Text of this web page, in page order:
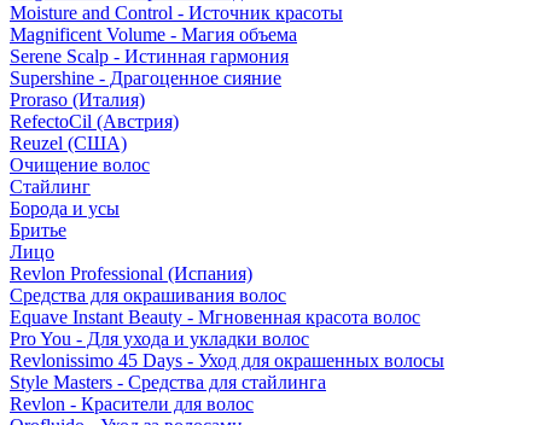
Moisture and Control - Источник красоты
Magnificent Volume - Магия объема
Serene Scalp - Истинная гармония
Supershine - Драгоценное сияние
Proraso (Италия)
RefectoCil (Австрия)
Reuzel (США)
Очищение волос
Стайлинг
Борода и усы
Бритье
Лицо
Revlon Professional (Испания)
Средства для окрашивания волос
Equave Instant Beauty - Мгновенная красота волос
Pro You - Для ухода и укладки волос
Revlonissimo 45 Days - Уход для окрашенных волосы
Style Masters - Средства для стайлинга
Revlon - Красители для волос